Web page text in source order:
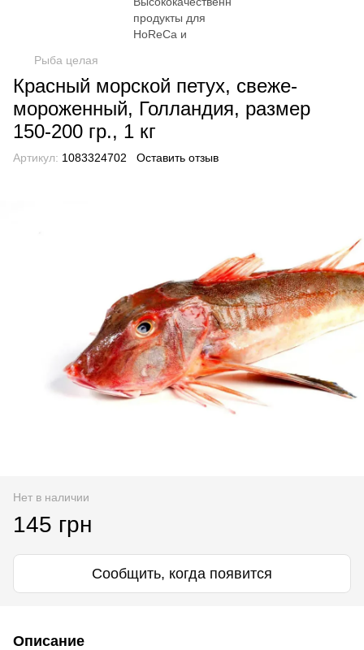
Рыба целая
Красный морской петух, свеже-
мороженный, Голландия, размер
150-200 гр., 1 кг
Артикул: 1083324702 Оставить отзыв
Нет в наличии
145 грн
Сообщить, когда появится
Описание